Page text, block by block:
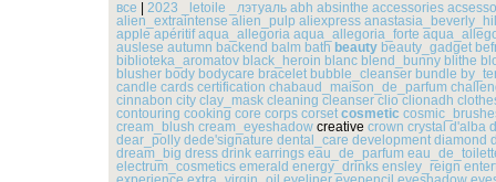
все 2023 _letoile _лэтуаль abh absinthe accessories
alien_extraintense alien_pulp aliexpress
apple apéritif aqua_allegoria aqua_allegoria_forte
auslese autumn backend balm bath beauty beauty_gadget
biblioteka_aromatov black_heroin blanc blend_bunny blithe
blusher body bodycare bracelet bubble_cleanser bundle
candle cards certification chabaud_maison_de_parfum
cinnabon city clay_mask cleaning cleanser clio clionadh
contouring cooking core corps corset cosmetic
cream_blush cream_eyeshadow creative crown crystal d'alba
dear_polly dede'signature dental_care development diamond
dream_big dress drink earrings eau_de_parfum
electrum_cosmetics emerald energy_drinks ensley_reign